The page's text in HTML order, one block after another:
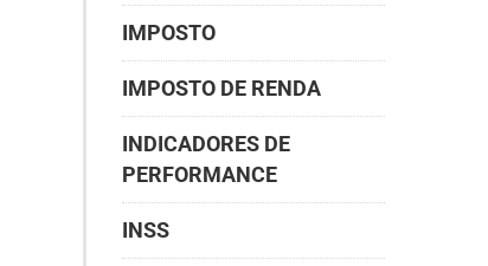
IMPOSTO
IMPOSTO DE RENDA
INDICADORES DE
PERFORMANCE
INSS